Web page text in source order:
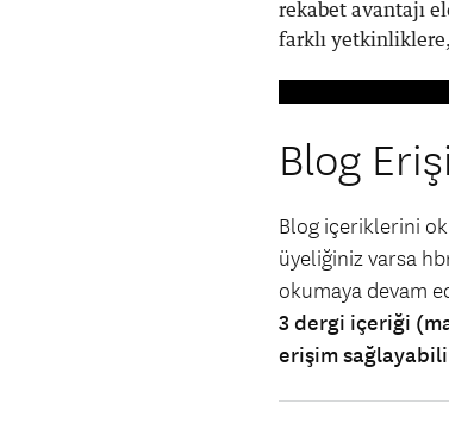
rekabet avantajı
farklı
Blog
Blog içeriklerini
üyeliğiniz varsa
okumaya devam
3 dergi içeriği
erişim